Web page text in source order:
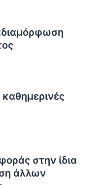
στην ίδια
άλλων